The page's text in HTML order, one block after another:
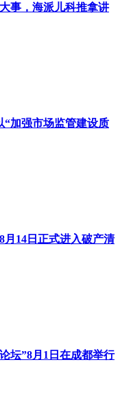
事，海派儿科推拿讲
“加强市场监管建设质
14日正式进入破产清
坛”8月1日在成都举行